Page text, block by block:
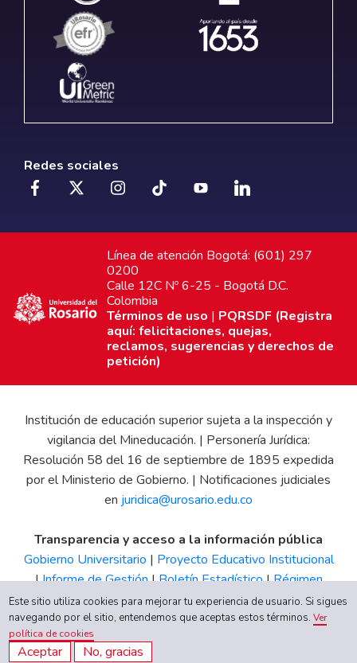
Redes sociales
Línea de atención Bogotá: (601) 297
0200
Calle 12C Nº 6-25 - Bogotá D.C.
Colombia
Términos de uso | PQRSDF (Registra
aquí: felicitaciones, quejas,
reclamos, sugerencias y derechos de
petición)
Institución de educación superior sujeta a la inspección y
vigilancia del Mineducación. | Personería Jurídica:
Resolución 58 del 16 de septiembre de 1895 expedida
por el Ministerio de Gobierno. | Notificaciones judiciales
en juridica@urosario.edu.co
Transparencia y acceso a la información pública
Gobierno Universitario | Proyecto Educativo Institucional
|Informe de Gestión|Boletín Estadístico|Régimen
Tributario|Estados Financieros |Código de Ética| Canal
de Integridad UR
Este sitio utiliza cookies para mejorar tu experiencia de usuario. Si sigues
navegando por el sitio, entendemos que aceptas estos términos.Ver
política de cookies
Aceptar No, gracias